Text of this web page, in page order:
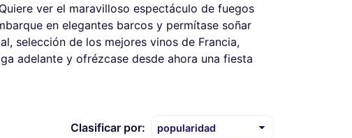
ver el maravilloso espectáculo de fuegos
en elegantes barcos y permítase soñar
selección de los mejores vinos de Francia,
adelante y ofrézcase desde ahora una fiesta
Clasificar por: